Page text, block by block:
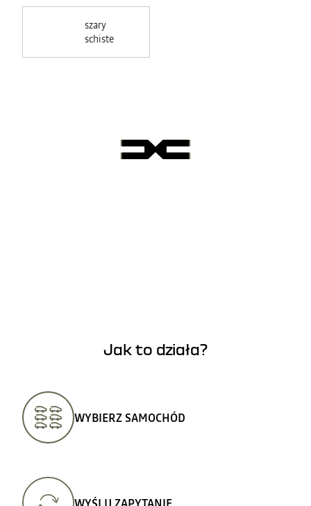
szary
schiste
Jak to działa?
WYBIERZ SAMOCHÓD
WYŚLIJ ZAPYTANIE